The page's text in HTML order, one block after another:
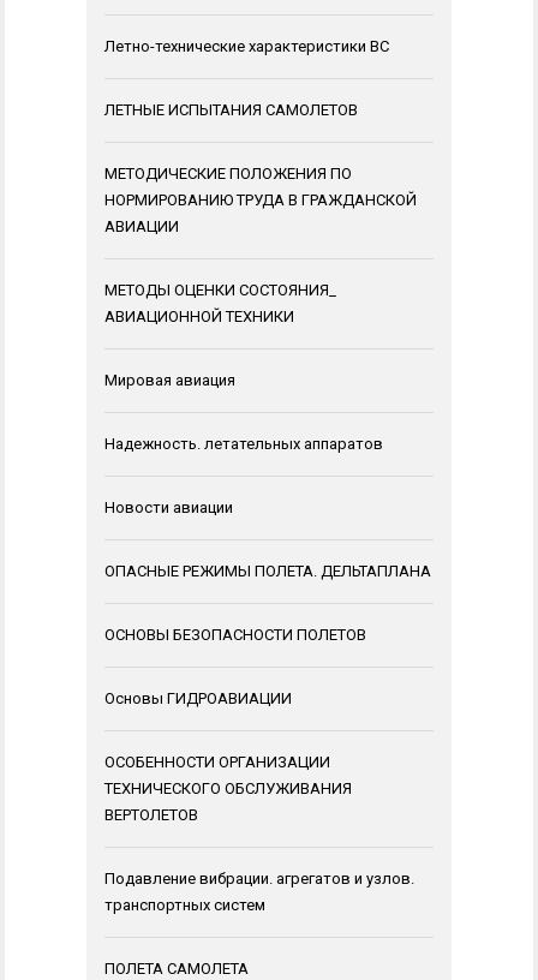
Летно-технические характеристики ВС
ЛЕТНЫЕ ИСПЫТАНИЯ САМОЛЕТОВ
МЕТОДИЧЕСКИЕ ПОЛОЖЕНИЯ ПО
НОРМИРОВАНИЮ ТРУДА В ГРАЖДАНСКОЙ
АВИАЦИИ
МЕТОДЫ ОЦЕНКИ СОСТОЯНИЯ_
АВИАЦИОННОЙ ТЕХНИКИ
Мировая авиация
Надежность. летательных аппаратов
Новости авиации
ОПАСНЫЕ РЕЖИМЫ ПОЛЕТА. ДЕЛЬТАПЛАНА
ОСНОВЫ БЕЗОПАСНОСТИ ПОЛЕТОВ
Основы ГИДРОАВИАЦИИ
ОСОБЕННОСТИ ОРГАНИЗАЦИИ
ТЕХНИЧЕСКОГО ОБСЛУЖИВАНИЯ
ВЕРТОЛЕТОВ
Подавление вибрации. агрегатов и узлов.
транспортных систем
ПОЛЕТА САМОЛЕТА